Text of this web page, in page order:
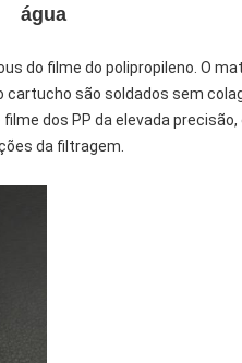
água
do filme do polipropileno. O
são soldados sem
dos PP da elevada
da filtragem.